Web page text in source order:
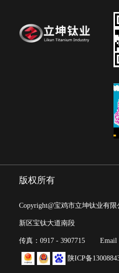
版权所有
Copyright@宝鸡市立坤钛业有限
新区宝钛大道南段
传真：0917 - 3907715 Email
陕ICP备